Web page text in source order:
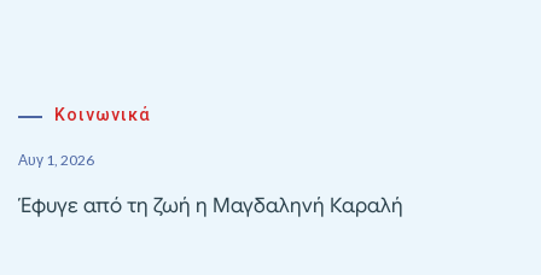
Κοινωνικά
Αυγ 1, 2026
Έφυγε από τη ζωή η Μαγδαληνή Καραλή